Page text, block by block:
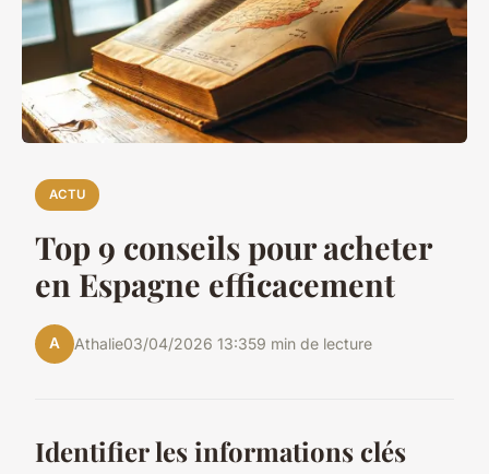
ACTU
Top 9 conseils pour acheter
en Espagne efficacement
A Athalie03/04/2026 13:359 min de lecture
Identifier les informations clés